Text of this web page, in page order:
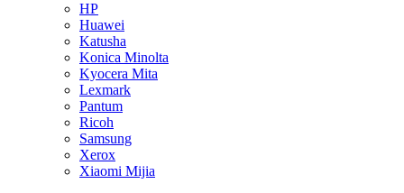
HP
Huawei
Katusha
Konica Minolta
Kyocera Mita
Lexmark
Pantum
Ricoh
Samsung
Xerox
Xiaomi Mijia